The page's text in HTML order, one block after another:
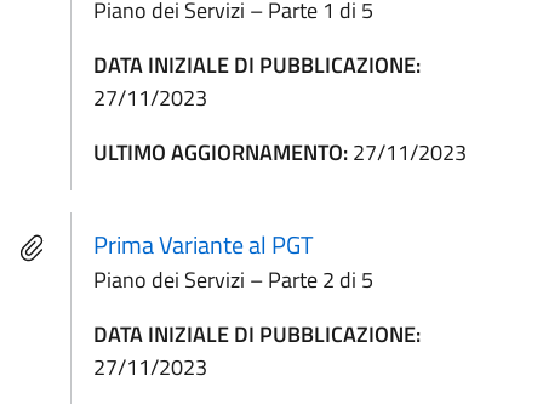
Piano dei Servizi – Parte 1 di 5
DATA INIZIALE DI PUBBLICAZIONE:
27/11/2023
ULTIMO AGGIORNAMENTO:27/11/2023
Prima Variante al PGT
Piano dei Servizi – Parte 2 di 5
DATA INIZIALE DI PUBBLICAZIONE:
27/11/2023